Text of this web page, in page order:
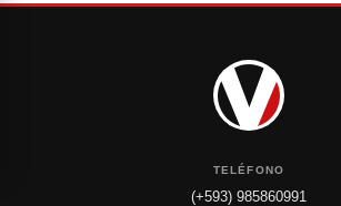
TELÉFONO
(+593) 985860991